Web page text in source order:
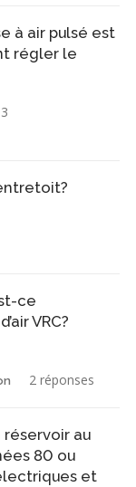
à air pulsé est
régler le
ce
VRC?
2 réponses
au
80 ou
et